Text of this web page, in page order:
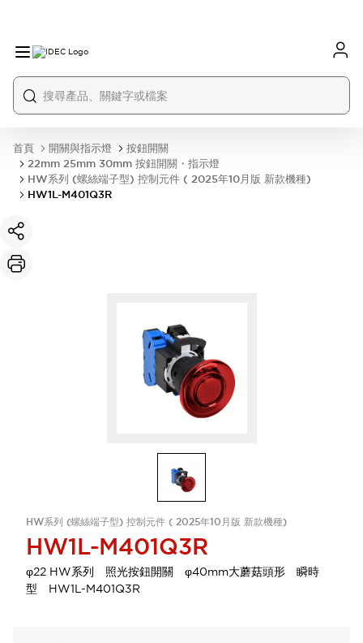
首頁 開關與指示燈
按鈕開關
22mm 25mm 30mm 按鈕開關・指示燈
HW系列 (螺絲端子型) 控制元件 ( 2025年10月版 新款機種)
HW1L-M401Q3R
HW系列 (螺絲端子型) 控制元件 ( 2025年10月版 新款機種)
HW1L-M401Q3R
φ22 HW系列 照光按鈕開關 φ40mm大蘑菇頭形 瞬時
型 HW1L-M401Q3R